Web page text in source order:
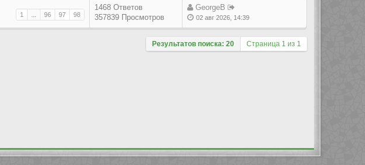
1 96 97 98
1468 Ответов
357839 Просмотров
GeorgeB
02 авг 2026, 14:39
Результатов поиска: 20 Страница 1 из 1